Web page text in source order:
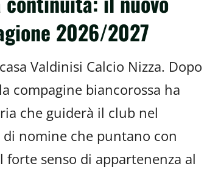
2026/2027
Valdinisi Calcio Nizza. Dopo
compagine biancorossa ha
che guiderà il club nel
nomine che puntano con
senso di appartenenza al